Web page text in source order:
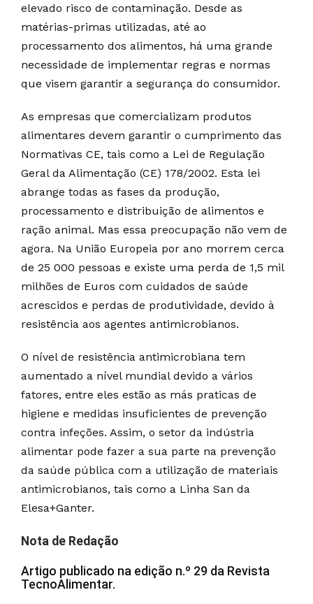
elevado risco de contaminação. Desde as
matérias-primas utilizadas, até ao
processamento dos alimentos, há uma grande
necessidade de implementar regras e normas
que visem garantir a segurança do consumidor.
As empresas que comercializam produtos
alimentares devem garantir o cumprimento das
Normativas CE, tais como a Lei de Regulação
Geral da Alimentação (CE) 178/2002. Esta lei
abrange todas as fases da produção,
processamento e distribuição de alimentos e
ração animal. Mas essa preocupação não vem de
agora. Na União Europeia por ano morrem cerca
de 25 000 pessoas e existe uma perda de 1,5 mil
milhões de Euros com cuidados de saúde
acrescidos e perdas de produtividade, devido à
resistência aos agentes antimicrobianos.
O nível de resistência antimicrobiana tem
aumentado a nível mundial devido a vários
fatores, entre eles estão as más praticas de
higiene e medidas insuficientes de prevenção
contra infeções. Assim, o setor da indústria
alimentar pode fazer a sua parte na prevenção
da saúde pública com a utilização de materiais
antimicrobianos, tais como a Linha San da
Elesa+Ganter.
Nota de Redação
Artigo publicado na edição n.º 29 da Revista
TecnoAlimentar.